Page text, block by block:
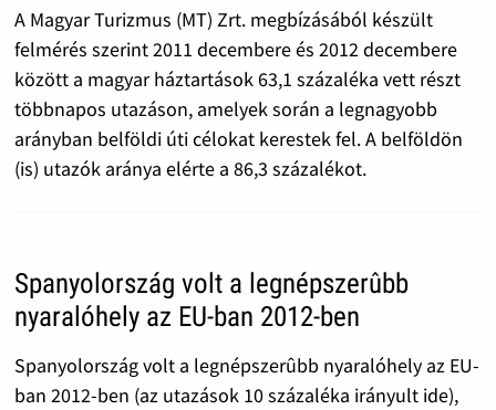
A Magyar Turizmus (MT) Zrt. megbízásából készült
felmérés szerint 2011 decembere és 2012 decembere
között a magyar háztartások 63,1 százaléka vett részt
többnapos utazáson, amelyek során a legnagyobb
arányban belföldi úti célokat kerestek fel. A belföldön
(is) utazók aránya elérte a 86,3 százalékot.
Spanyolország volt a legnépszerûbb
nyaralóhely az EU-ban 2012-ben
Spanyolország volt a legnépszerûbb nyaralóhely az EU-
ban 2012-ben (az utazások 10 százaléka irányult ide),